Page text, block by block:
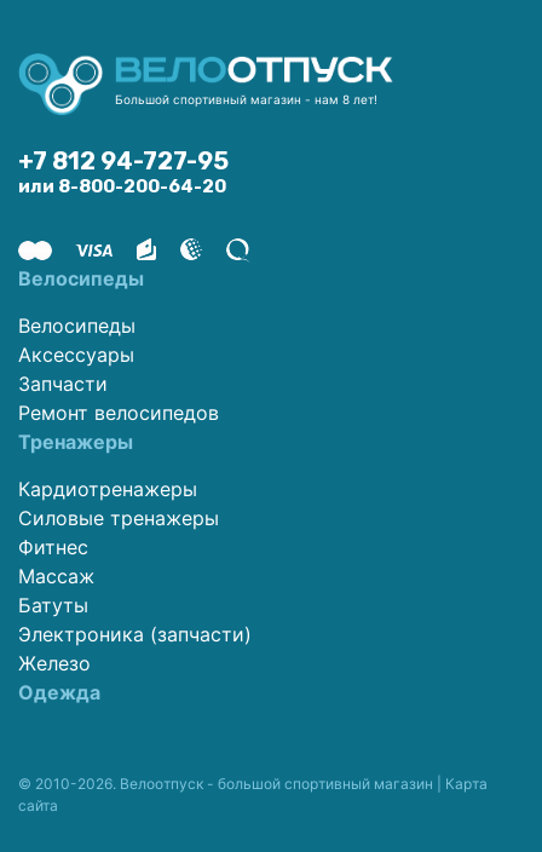
Большой спортивный магазин - нам 8 лет!
+7 812 94-727-95
или 8-800-200-64-20
Велосипеды
Велосипеды
Аксессуары
Запчасти
Ремонт велосипедов
Тренажеры
Кардиотренажеры
Силовые тренажеры
Фитнес
Массаж
Батуты
Электроника (запчасти)
Железо
Одежда
© 2010-2026. Велоотпуск - большой спортивный магазин | Карта
сайта